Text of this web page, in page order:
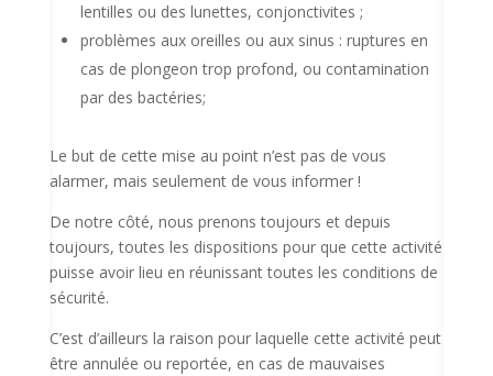
lentilles ou des lunettes, conjonctivites ;
problèmes aux oreilles ou aux sinus : ruptures en
cas de plongeon trop profond, ou contamination
par des bactéries;
Le but de cette mise au point n’est pas de vous
alarmer, mais seulement de vous informer !
De notre côté, nous prenons toujours et depuis
toujours, toutes les dispositions pour que cette activité
puisse avoir lieu en réunissant toutes les conditions de
sécurité.
C’est d’ailleurs la raison pour laquelle cette activité peut
être annulée ou reportée, en cas de mauvaises